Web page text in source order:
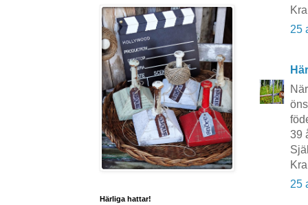
25
39
25
Härliga hattar!